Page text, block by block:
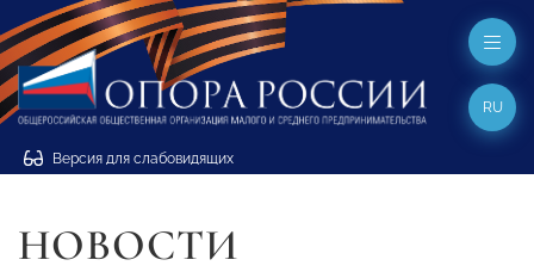
Версия для слабовидящих
RU
НОВОСТИ